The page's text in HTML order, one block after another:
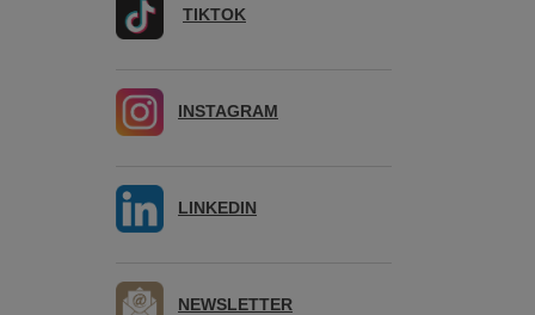
TIKTOK
INSTAGRAM
LINKEDIN
NEWSLETTER